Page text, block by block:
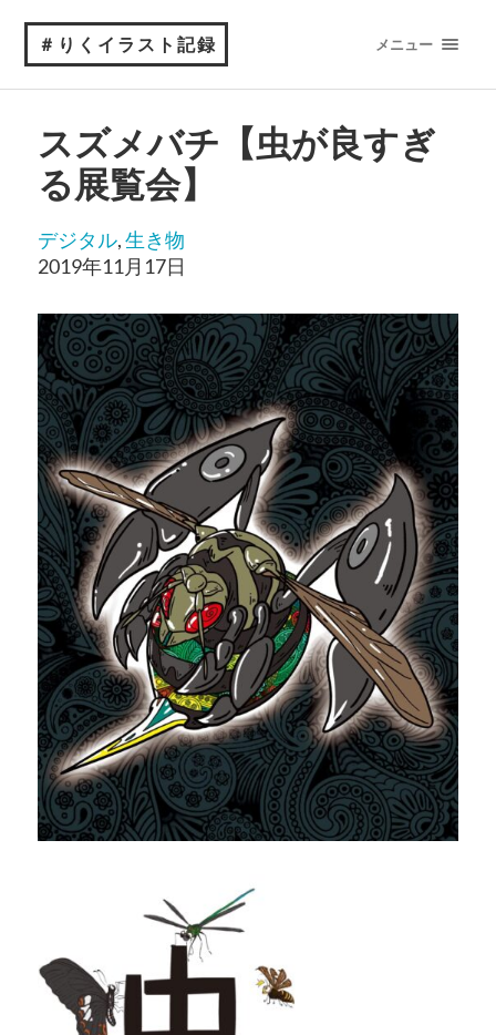
＃りくイラスト記録 メニュー
スズメバチ【虫が良すぎ
る展覧会】
デジタル, 生き物
2019年11月17日